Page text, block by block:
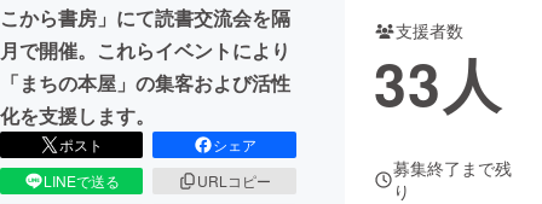
こから書房」にて読書交流会を隔
月で開催。これらイベントにより
「まちの本屋」の集客および活性
化を支援します。
ポスト
シェア
LINEで送る
URLコピー
支援者数
33人
募集終了まで残
り